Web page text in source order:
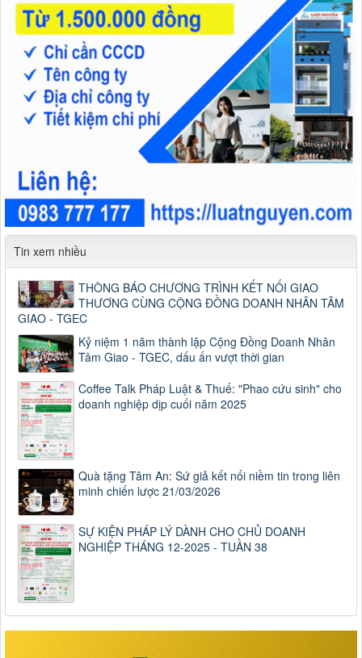
Tin xem nhiều
THÔNG BÁO CHƯƠNG TRÌNH KẾT NỐI GIAO
THƯƠNG CÙNG CỘNG ĐỒNG DOANH NHÂN TÂM
GIAO - TGEC
Kỷ niệm 1 năm thành lập Cộng Đồng Doanh Nhân
Tâm Giao - TGEC, dấu ấn vượt thời gian
Coffee Talk Pháp Luật & Thuế: "Phao cứu sinh" cho
doanh nghiệp dịp cuối năm 2025
Quà tặng Tâm An: Sứ giả kết nối niềm tin trong liên
minh chiến lược 21/03/2026
SỰ KIỆN PHÁP LÝ DÀNH CHO CHỦ DOANH
NGHIỆP THÁNG 12-2025 - TUẦN 38